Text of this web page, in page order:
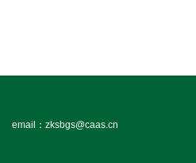
email：zksbgs@caas.cn